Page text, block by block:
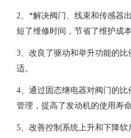
2、*解决阀门、线束和传感器
短了维修时间，节省了维护成本
3、改良了驱动和举升功能的
适。
4、通过固态继电器对阀门的
管理，提高了发动机的使用寿命
5、改善控制系统上升和下降